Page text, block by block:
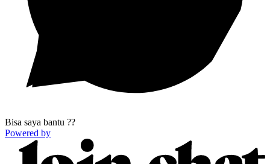
Bisa saya bantu ??
Powered by